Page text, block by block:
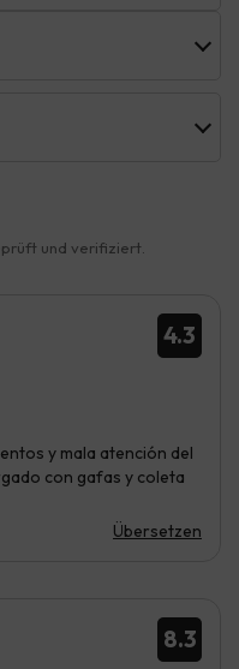
und verifiziert.
4.3
y mala atención del
con gafas y coleta
Übersetzen
8.3